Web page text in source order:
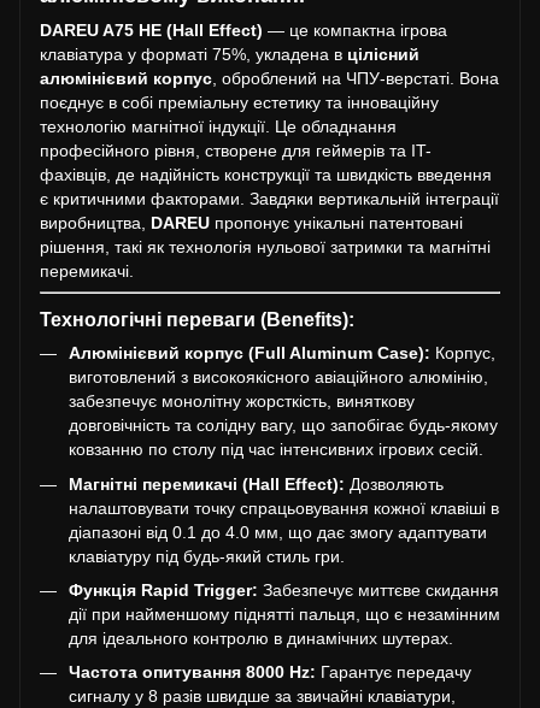
DAREU A75 HE (Hall Effect) — це компактна ігрова
клавіатура у форматі 75%, укладена в цілісний
алюмінієвий корпус, оброблений на ЧПУ-верстаті. Вона
поєднує в собі преміальну естетику та інноваційну
технологію магнітної індукції. Це обладнання
професійного рівня, створене для геймерів та IT-
фахівців, де надійність конструкції та швидкість введення
є критичними факторами. Завдяки вертикальній інтеграції
виробництва, DAREU пропонує унікальні патентовані
рішення, такі як технологія нульової затримки та магнітні
перемикачі.
Технологічні переваги (Benefits):
Алюмінієвий корпус (Full Aluminum Case): Корпус,
виготовлений з високоякісного авіаційного алюмінію,
забезпечує монолітну жорсткість, виняткову
довговічність та солідну вагу, що запобігає будь-якому
ковзанню по столу під час інтенсивних ігрових сесій.
Магнітні перемикачі (Hall Effect): Дозволяють
налаштовувати точку спрацьовування кожної клавіші в
діапазоні від 0.1 до 4.0 мм, що дає змогу адаптувати
клавіатуру під будь-який стиль гри.
Функція Rapid Trigger: Забезпечує миттєве скидання
дії при найменшому піднятті пальця, що є незамінним
для ідеального контролю в динамічних шутерах.
Частота опитування 8000 Hz: Гарантує передачу
сигналу у 8 разів швидше за звичайні клавіатури,